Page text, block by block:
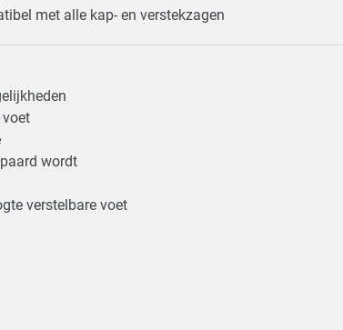
met alle kap- en verstekzagen
wordt
verstelbare voet